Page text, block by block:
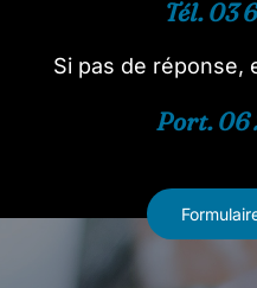
Tél. 03
Si pas de réponse,
Port. 06